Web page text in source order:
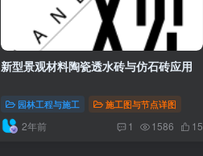
新型景观材料陶瓷透水砖与仿石砖应用
园林工程与施工 施工图与节点详图
2年前 1 1586 15